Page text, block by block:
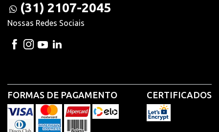
(31) 2107-2045
Nossas Redes Sociais
FORMAS DE PAGAMENTO CERTIFICADOS